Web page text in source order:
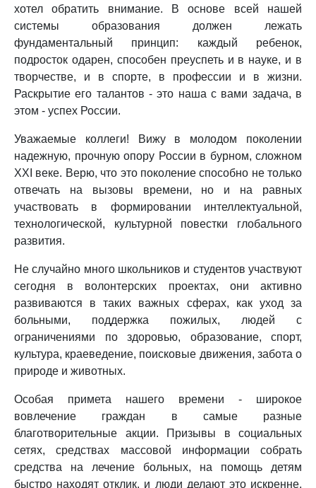
хотел обратить внимание. В основе всей нашей
системы образования должен лежать
фундаментальный принцип: каждый ребенок,
подросток одарен, способен преуспеть и в науке, и в
творчестве, и в спорте, в профессии и в жизни.
Раскрытие его талантов - это наша с вами задача, в
этом - успех России.
Уважаемые коллеги! Вижу в молодом поколении
надежную, прочную опору России в бурном, сложном
XXI веке. Верю, что это поколение способно не только
отвечать на вызовы времени, но и на равных
участвовать в формировании интеллектуальной,
технологической, культурной повестки глобального
развития.
Не случайно много школьников и студентов участвуют
сегодня в волонтерских проектах, они активно
развиваются в таких важных сферах, как уход за
больными, поддержка пожилых, людей с
ограничениями по здоровью, образование, спорт,
культура, краеведение, поисковые движения, забота о
природе и животных.
Особая примета нашего времени - широкое
вовлечение граждан в самые разные
благотворительные акции. Призывы в социальных
сетях, средствах массовой информации собрать
средства на лечение больных, на помощь детям
быстро находят отклик, и люди делают это искренне,